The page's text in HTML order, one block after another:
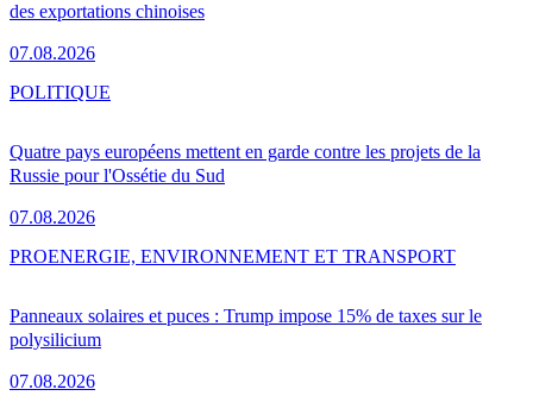
des exportations chinoises
07.08.2026
Quatre pays européens mettent en garde contre les projets de la
Russie pour l'Ossétie du Sud
07.08.2026
POLITIQUE
Panneaux solaires et puces : Trump impose 15% de taxes sur le
polysilicium
07.08.2026
PROENERGIE, ENVIRONNEMENT ET TRANSPORT